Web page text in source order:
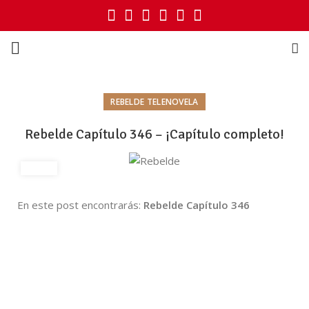
REBELDE TELENOVELA
Rebelde Capítulo 346 – ¡Capítulo completo!
En este post encontrarás: Rebelde Capítulo 346